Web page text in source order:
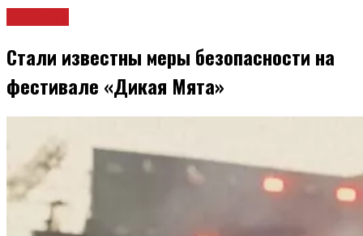
Стали известны меры безопасности на
фестивале «Дикая Мята»